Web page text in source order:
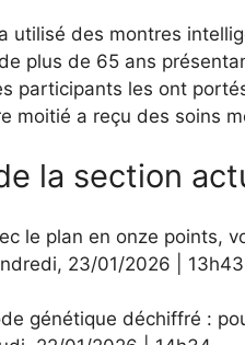
a utilisé des montres
plus de 65 ans
participants les ont
moitié a reçu des soins
la section
le plan en onze points,
, 23/01/2026 13h43
génétique déchiffré :